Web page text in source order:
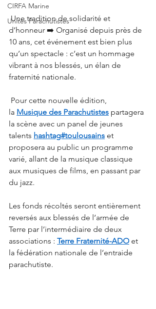
CIRFA Marine
Unités Parachutistes
Une tradition de solidarité et
d’honneur ➡️ Organisé depuis près de
10 ans, cet événement est bien plus
qu’un spectacle : c’est un hommage
vibrant à nos blessés, un élan de
fraternité nationale.
Pour cette nouvelle édition,
la Musique des Parachutistes partagera
la scène avec un panel de jeunes
talents hashtag#toulousains et
proposera au public un programme
varié, allant de la musique classique
aux musiques de films, en passant par
du jazz.
Les fonds récoltés seront entièrement
reversés aux blessés de l’armée de
Terre par l’intermédiaire de deux
associations : Terre Fraternité-ADO et
la fédération nationale de l’entraide
parachutiste.